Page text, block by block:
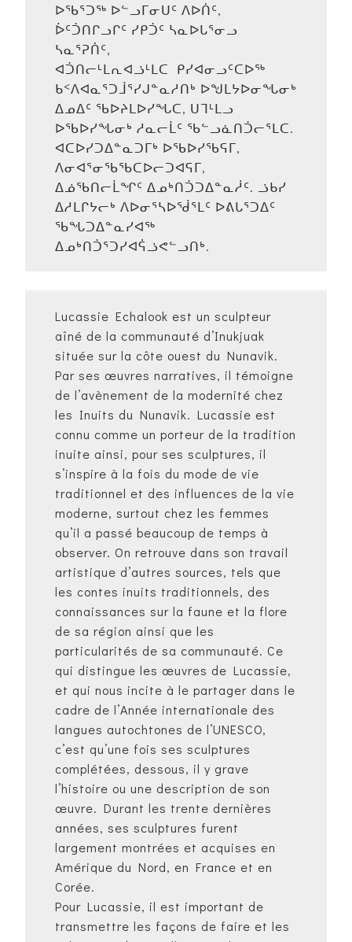
ᐅᖃᕐᑐᖅ ᐅᓪᓗᒥᓂᑌᑦ ᐱᐅᑏᑦ,
ᐆᑦᑑᑎᒋᓗᒋᑦ ᓯᑭᑑᑦ ᓴᓇᐅᒐᕐᓂᓗ
ᓴᓇᕐᕈᑏᑦ,
ᐊᑑᑎᓕᒻᒪᕆᐊᓘᒻᒪᑕ ᑭᓯᐊᓂᓗᑦᑕᐅᖅ
ᑲᑉᐱᐊᓇᕐᑐᒨᕐᓯᒍᓐᓇᓱᑎᒃ ᐅᖑᒪᔭᐅᓂᖓᓂᒃ
ᐃᓄᐃᑦ ᖃᐅᔨᒪᐅᓯᖓᑕ, ᑌᒣᒻᒪᓗ
ᐅᖃᐅᓯᖓᓂᒃ ᓱᓇᓕᒫᑦ ᖃᓪᓗᓈᑎᑑᓕᕐᒪᑕ.
ᐊᑕᐅᓯᑐᐃᓐᓇᑐᒥᒃ ᐅᖃᐅᓯᖃᕋᒥ,
ᐱᓂᐊᕐᓂᖃᖃᑕᐅᓕᑐᐊᕋᒥ,
ᐃᓅᖃᑎᓕᒫᖏᑦ ᐃᓄᒃᑎᑑᑐᐃᓐᓇᓲᑦ. ᓘᑲᓯ
ᐃᓱᒪᒋᔭᓕᒃ ᐱᐅᓂᕐᓴᐅᖂᕐᒪᑦ ᐅᕕᒐᕐᑐᐃᑦ
ᖃᖓᑐᐃᓐᓇᓯᐊᖅ
ᐃᓄᒃᑎᑑᕐᑐᓯᐊᕌᓘᕙᓪᓗᑎᒃ.
Lucassie Echalook est un sculpteur
aîné de la communauté d’Inukjuak
située sur la côte ouest du Nunavik.
Par ses œuvres narratives, il témoigne
de l’avènement de la modernité chez
les Inuits du Nunavik. Lucassie est
connu comme un porteur de la tradition
inuite ainsi, pour ses sculptures, il
s’inspire à la fois du mode de vie
traditionnel et des influences de la vie
moderne, surtout chez les femmes
qu’il a passé beaucoup de temps à
observer. On retrouve dans son travail
artistique d’autres sources, tels que
les contes inuits traditionnels, des
connaissances sur la faune et la flore
de sa région ainsi que les
particularités de sa communauté. Ce
qui distingue les œuvres de Lucassie,
et qui nous incite à le partager dans le
cadre de l’Année internationale des
langues autochtones de l’UNESCO,
c’est qu’une fois ses sculptures
complétées, dessous, il y grave
l’histoire ou une description de son
œuvre. Durant les trente dernières
années, ses sculptures furent
largement montrées et acquises en
Amérique du Nord, en France et en
Corée.
Pour Lucassie, il est important de
transmettre les façons de faire et les